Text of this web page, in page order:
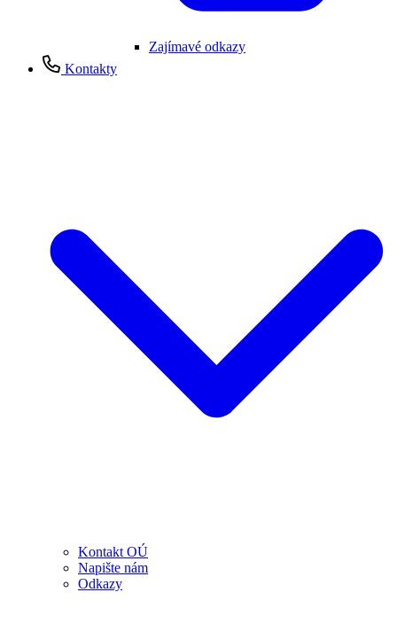
Zajímavé odkazy
Kontakty
Kontakt OÚ
Napište nám
Odkazy